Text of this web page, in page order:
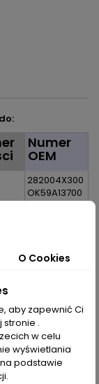
Numer
OEM
282004X300
OK59A13700
OK55113700C
13700
było.
O Cookies
aby zapewnić Ci
.
w celu
wyświetlania
podstawie